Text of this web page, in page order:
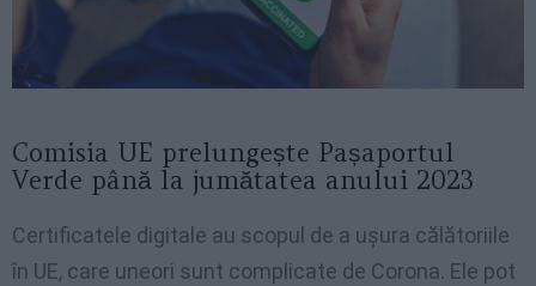
Comisia UE prelungește Pașaportul
Verde până la jumătatea anului 2023
Certificatele digitale au scopul de a ușura călătoriile
în UE, care uneori sunt complicate de Corona. Ele pot